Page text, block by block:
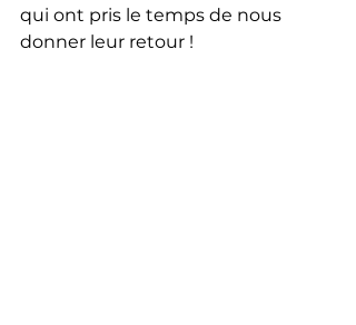
qui ont pris le temps de nous
donner leur retour !